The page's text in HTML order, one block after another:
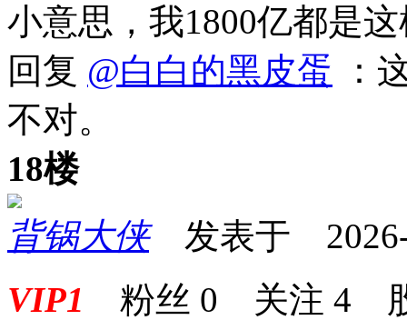
小意思，我1800亿都是
回复 @白白的黑皮蛋 ：
不对。
18楼
背锅大侠发表于 2026-
VIP1 粉丝 0 关注 4